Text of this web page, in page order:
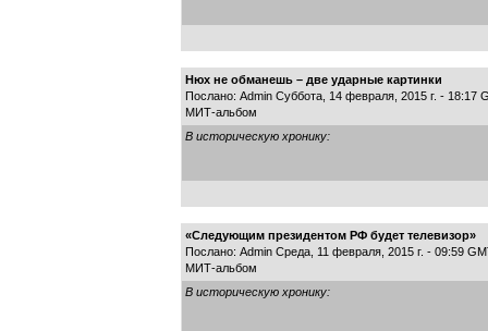
Нюх не обманешь – две ударные картинки
Послано: Admin Суббота, 14 февраля, 2015 г. - 18:17
МИТ-альбом
В историческую хронику:
«Следующим президентом РФ будет телевизор»
Послано: Admin Среда, 11 февраля, 2015 г. - 09:59
МИТ-альбом
В историческую хронику: